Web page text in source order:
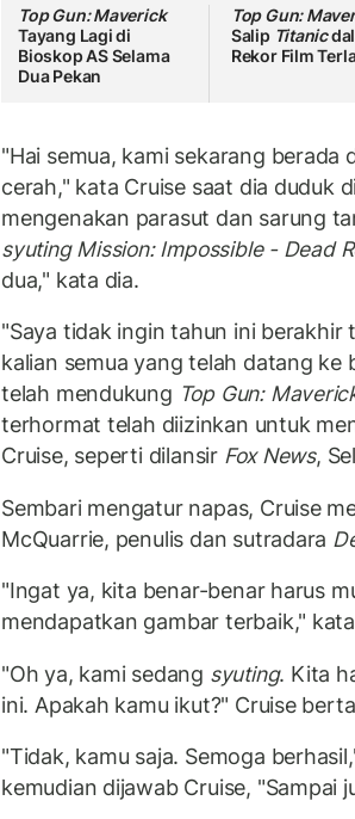
Top Gun: Maverick
Tayang Lagi di
Bioskop AS Selama
Dua Pekan
Top Gun:
Salip Titanic
Rekor Film
"Hai semua, kami sekarang berada
cerah," kata Cruise saat dia duduk
mengenakan parasut dan sarung
syuting Mission: Impossible - Dead
dua," kata dia.
"Saya tidak ingin tahun ini berakhir
kalian semua yang telah datang ke
telah mendukung Top Gun:
terhormat telah diizinkan untuk
Cruise, seperti dilansir Fox News,
Sembari mengatur napas, Cruise
McQuarrie, penulis dan sutradara
"Ingat ya, kita benar-benar harus
mendapatkan gambar terbaik,"
"Oh ya, kami sedang syuting. Kita
ini. Apakah kamu ikut?" Cruise
"Tidak, kamu saja. Semoga
kemudian dijawab Cruise, "Sampai